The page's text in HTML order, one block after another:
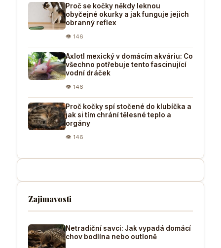
Proč se kočky někdy leknou
obyčejné okurky a jak funguje jejich
obranný reflex
👁 146
Axlotl mexický v domácím akváriu: Co
všechno potřebuje tento fascinující
vodní dráček
👁 146
Proč kočky spí stočené do klubíčka a
jak si tím chrání tělesné teplo a
orgány
👁 146
Zajimavosti
Netradiční savci: Jak vypadá domácí
chov bodlína nebo outloně